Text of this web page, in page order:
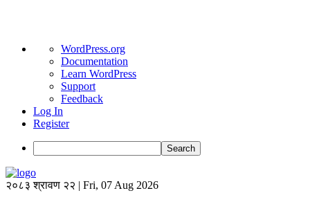
About
WordPress
WordPress.org
Documentation
Learn WordPress
Support
Feedback
Log In
Register
Search
२०८३ श्रावण २२ | Fri, 07 Aug 2026